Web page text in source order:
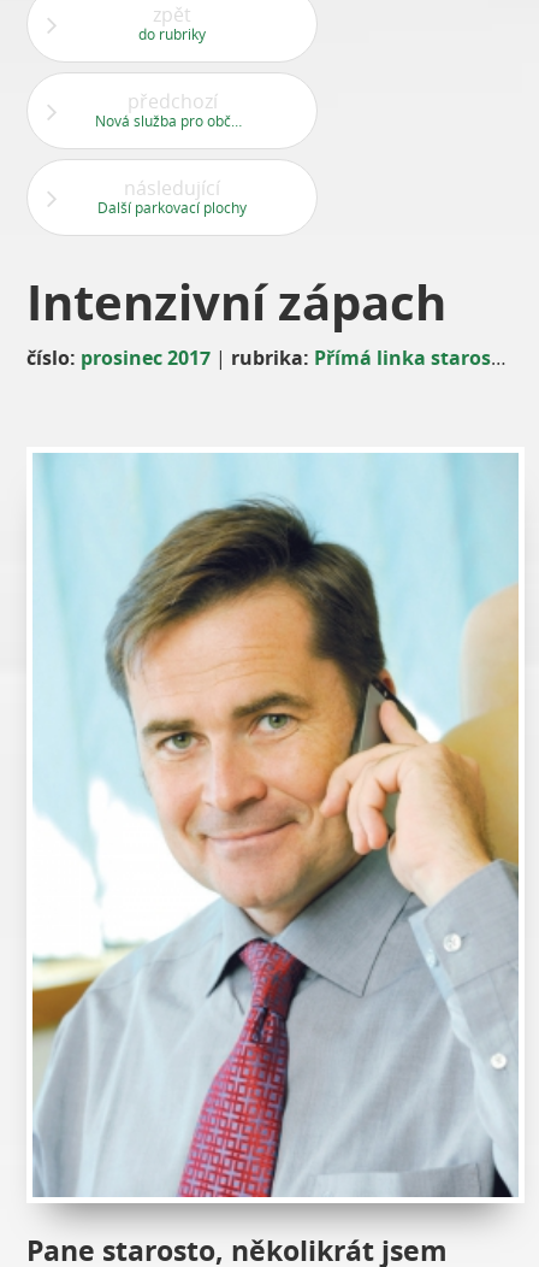
zpět
do rubriky
předchozí
následující
Další parkovací plochy
Intenzivní zápach
číslo: prosinec 2017 | rubrika: Přímá linka starosty Ing. Davida Vodrážky
Pane starosto, několikrát jsem